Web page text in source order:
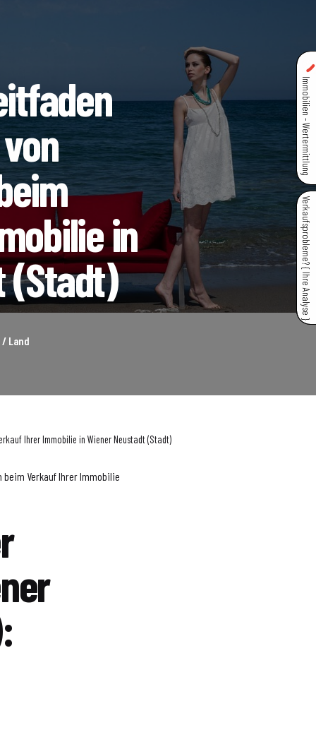
in
(Stadt)
Land
Ihrer Immobilie in Wiener Neustadt (Stadt)
Verkauf Ihrer Immobilie
Immobilien - Wertermittlung
Verkaufsprobleme? { Ihre Analyse }